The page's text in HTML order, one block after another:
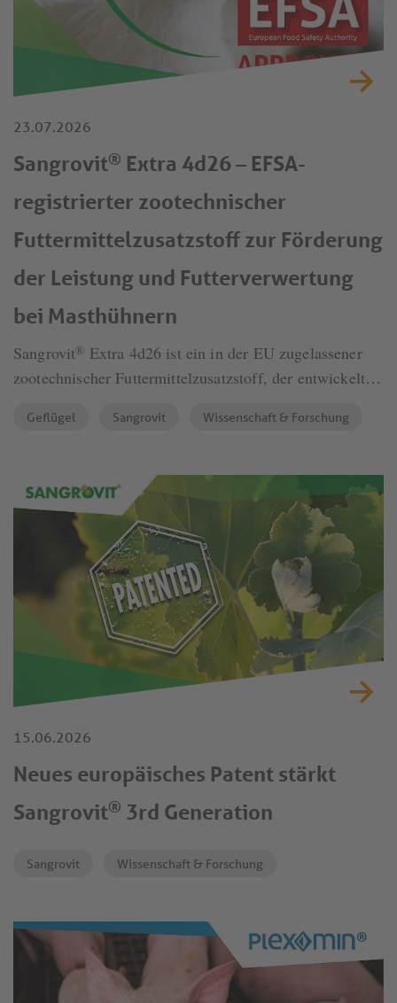
23.07.2026
Sangrovit® Extra 4d26 – EFSA-
registrierter zootechnischer
Futtermittelzusatzstoff zur Förderung
der Leistung und Futterverwertung
bei Masthühnern
Sangrovit® Extra 4d26 ist ein in der EU zugelassener
zootechnischer Futtermittelzusatzstoff, der entwickelt
Futterverwertung und die Wirtschaftlichkeit unter
Das auf standardisierten Isochinolin-Alkaloiden (IQs)
basierende Produkt unterstützt die Darmgesundheit und
die Nährstoffverwertung und hat unter kontrollierten
Versuchsbedingungen eine verbesserte Leistung gezeigt.
Geflügel Sangrovit Wissenschaft & Forschung
15.06.2026
Neues europäisches Patent stärkt
Sangrovit® 3rd Generation
Sangrovit Wissenschaft & Forschung